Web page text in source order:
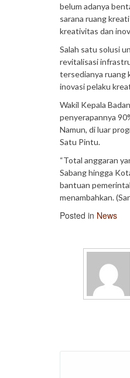
belum adanya
sarana ruang
kreativitas dan
Salah satu solusi
revitalisasi
tersedianya ruang
inovasi pelaku
Wakil Kepala
penyerapannya
Namun, di luar
Satu Pintu.
“Total anggaran
Sabang hingga
bantuan
menambahkan.
Posted in News